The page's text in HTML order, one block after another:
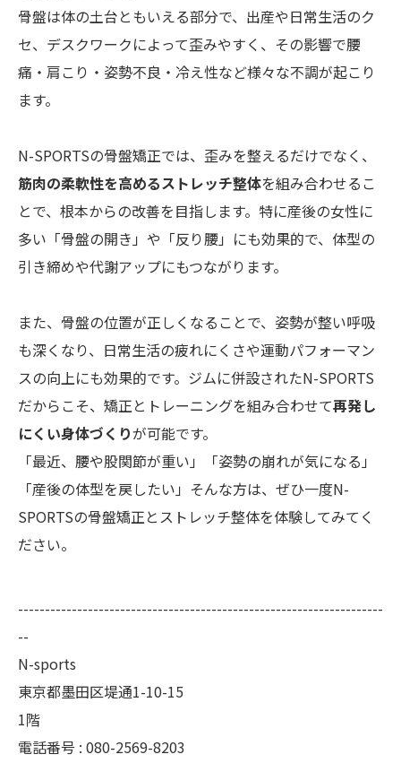
骨盤は体の土台ともいえる部分で、出産や日常生活のク
セ、デスクワークによって歪みやすく、その影響で腰
痛・肩こり・姿勢不良・冷え性など様々な不調が起こり
ます。
N-SPORTSの骨盤矯正では、歪みを整えるだけでなく、
筋肉の柔軟性を高めるストレッチ整体を組み合わせるこ
とで、根本からの改善を目指します。特に産後の女性に
多い「骨盤の開き」や「反り腰」にも効果的で、体型の
引き締めや代謝アップにもつながります。
また、骨盤の位置が正しくなることで、姿勢が整い呼吸
も深くなり、日常生活の疲れにくさや運動パフォーマン
スの向上にも効果的です。ジムに併設されたN-SPORTS
だからこそ、矯正とトレーニングを組み合わせて再発し
にくい身体づくりが可能です。
「最近、腰や股関節が重い」「姿勢の崩れが気になる」
「産後の体型を戻したい」そんな方は、ぜひ一度N-
SPORTSの骨盤矯正とストレッチ整体を体験してみてく
ださい。
--------------------------------------------------------------------
--
N-sports
東京都墨田区堤通1-10-15
1階
電話番号 : 080-2569-8203